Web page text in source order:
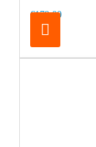
€179,00